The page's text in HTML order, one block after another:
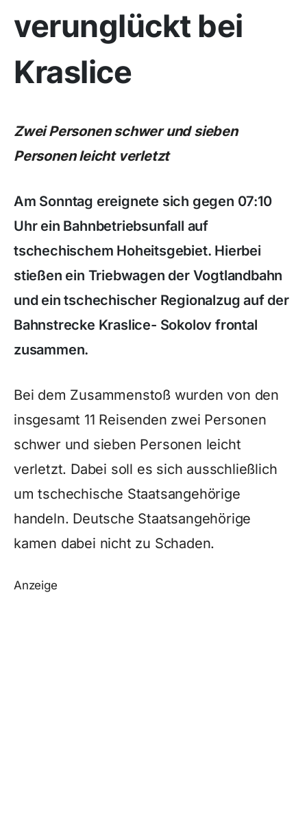
verunglückt bei
Kraslice
Zwei Personen schwer und sieben
Personen leicht verletzt
Am Sonntag ereignete sich gegen 07:10
Uhr ein Bahnbetriebsunfall auf
tschechischem Hoheitsgebiet. Hierbei
stießen ein Triebwagen der Vogtlandbahn
und ein tschechischer Regionalzug auf der
Bahnstrecke Kraslice- Sokolov frontal
zusammen.
Bei dem Zusammenstoß wurden von den
insgesamt 11 Reisenden zwei Personen
schwer und sieben Personen leicht
verletzt. Dabei soll es sich ausschließlich
um tschechische Staatsangehörige
handeln. Deutsche Staatsangehörige
kamen dabei nicht zu Schaden.
Anzeige